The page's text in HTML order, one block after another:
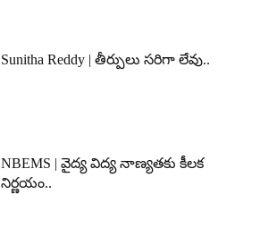
Sunitha Reddy | తీర్పులు సరిగా లేవు..
NBEMS | వైద్య విద్య నాణ్యతకు కీలక
నిర్ణయం..